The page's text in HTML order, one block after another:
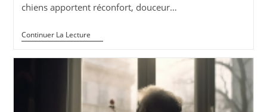
chiens apportent réconfort, douceur…
Continuer La LectureOctobre
Rose
Les
Chiens
L’AFTAA